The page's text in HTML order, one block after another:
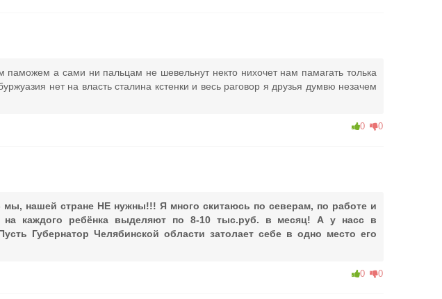
паможем а сами ни пальцам не шевельнут некто нихочет нам памагать толька
нет на власть сталина кстенки и весь раговор я друзья думвю незачем
0 0
мы, нашей стране НЕ нужны!!! Я много скитаюсь по северам, по работе и
на каждого ребёнка выделяют по 8-10 тыс.руб. в месяц! А у насс в
Губернатор Челябинской области затолает себе в одно место его
0 0